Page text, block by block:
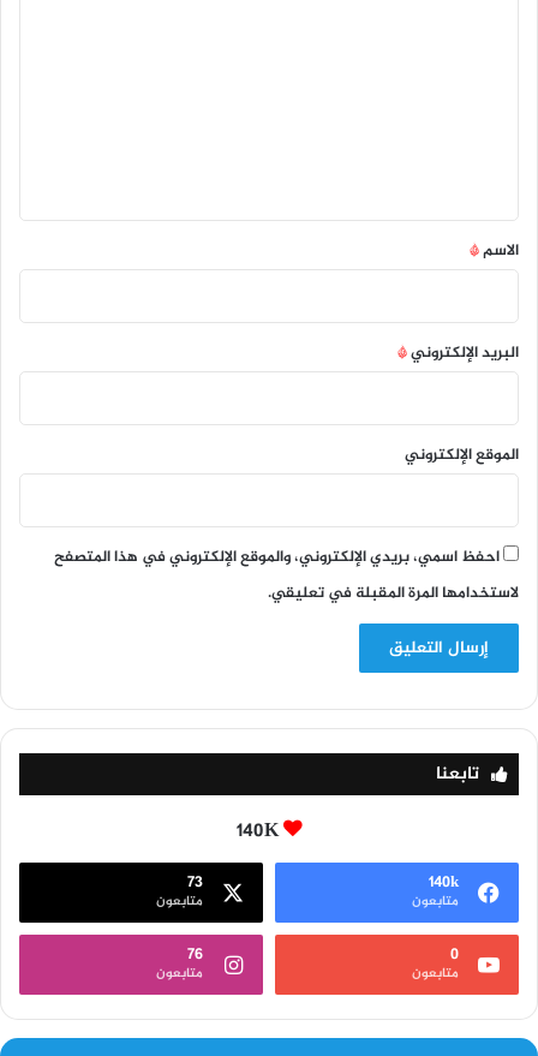
*
الاسم*
البريد الإلكتروني*
الموقع الإلكتروني
احفظ اسمي، بريدي الإلكتروني، والموقع الإلكتروني في هذا المتصفح
لاستخدامها المرة المقبلة في تعليقي.
تابعنا
140K
140k
متابعون
73
متابعون
0
متابعون
76
متابعون